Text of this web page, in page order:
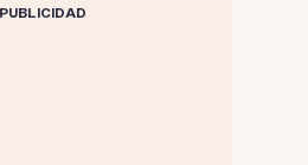
PUBLICIDAD